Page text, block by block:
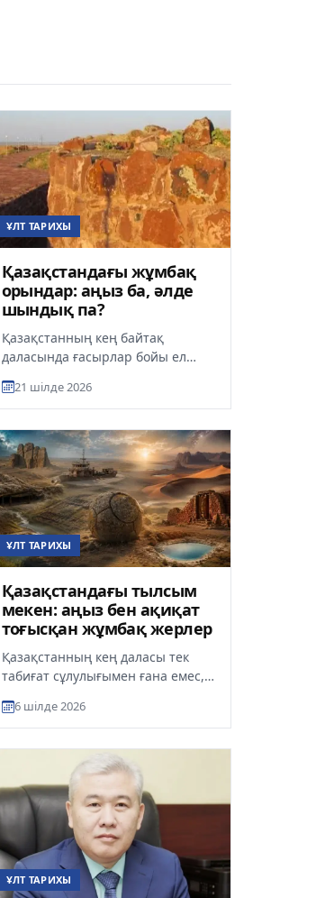
ҰЛТ ТАРИХЫ
Қазақстандағы жұмбақ
орындар: аңыз ба, әлде
шындық па?
Қазақстанның кең байтақ
даласында ғасырлар бойы ел
жұмбақ мекендер аз емес. Бір
жерде ад...
21 шілде 2026
ҰЛТ ТАРИХЫ
Қазақстандағы тылсым
мекен: аңыз бен ақиқат
тоғысқан жұмбақ жерлер
Қазақстанның кең даласы тек
табиғат сұлулығымен ғана емес,
құбылыстарымен де
қызықтырады. Б...
6 шілде 2026
ҰЛТ ТАРИХЫ